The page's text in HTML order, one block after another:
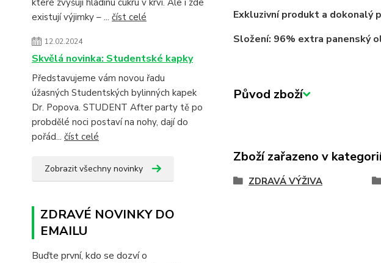
které zvyšují hladinu cukru v krvi. Ale i zde
existují výjimky – ... číst celé
12.02.2024
Skvělá novinka: Studentské kapky
Představujeme vám novou řadu
úžasných Studentských bylinných kapek
Dr. Popova. STUDENT After party tě po
probdělé noci postaví na nohy, dají do
pořád... číst celé
Zobrazit všechny novinky
ZDRAVÉ NOVINKY DO
EMAILU
Buďte první, kdo se dozví o
Exkluzivní produkt a dokonalý
Složení: 96% extra panenský
Původ zboží
Zboží zařazeno v
ZDRAVÁ VÝŽIVA